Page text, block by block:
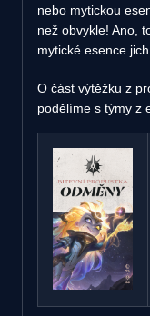
nebo mytickou
než obvykle! Ano,
mytické esence
O část výtěžku z
podělíme s týmy z